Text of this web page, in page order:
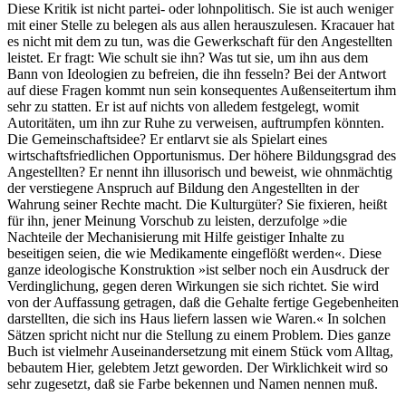
Diese Kritik ist nicht partei- oder lohnpolitisch. Sie ist auch weniger
mit einer Stelle zu belegen als aus allen herauszulesen. Kracauer hat
es nicht mit dem zu tun, was die Gewerkschaft für den Angestellten
leistet. Er fragt: Wie schult sie ihn? Was tut sie, um ihn aus dem
Bann von Ideologien zu befreien, die ihn fesseln? Bei der Antwort
auf diese Fragen kommt nun sein konsequentes Außenseitertum ihm
sehr zu statten. Er ist auf nichts von alledem festgelegt, womit
Autoritäten, um ihn zur Ruhe zu verweisen, auftrumpfen könnten.
Die Gemeinschaftsidee? Er entlarvt sie als Spielart eines
wirtschaftsfriedlichen Opportunismus. Der höhere Bildungsgrad des
Angestellten? Er nennt ihn illusorisch und beweist, wie ohnmächtig
der verstiegene Anspruch auf Bildung den Angestellten in der
Wahrung seiner Rechte macht. Die Kulturgüter? Sie fixieren, heißt
für ihn, jener Meinung Vorschub zu leisten, derzufolge »die
Nachteile der Mechanisierung mit Hilfe geistiger Inhalte zu
beseitigen seien, die wie Medikamente eingeflößt werden«. Diese
ganze ideologische Konstruktion »ist selber noch ein Ausdruck der
Verdinglichung, gegen deren Wirkungen sie sich richtet. Sie wird
von der Auffassung getragen, daß die Gehalte fertige Gegebenheiten
darstellten, die sich ins Haus liefern lassen wie Waren.« In solchen
Sätzen spricht nicht nur die Stellung zu einem Problem. Dies ganze
Buch ist vielmehr Auseinandersetzung mit einem Stück vom Alltag,
bebautem Hier, gelebtem Jetzt geworden. Der Wirklichkeit wird so
sehr zugesetzt, daß sie Farbe bekennen und Namen nennen muß.